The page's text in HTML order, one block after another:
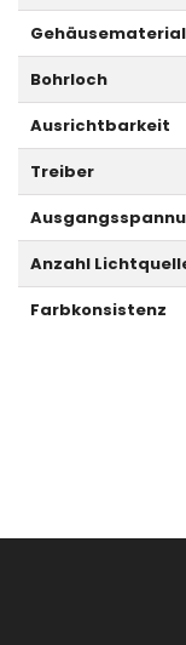
Gehäusematerial
Bohrloch
Ausrichtbarkeit
Treiber
Anzahl
Farbkonsistenz